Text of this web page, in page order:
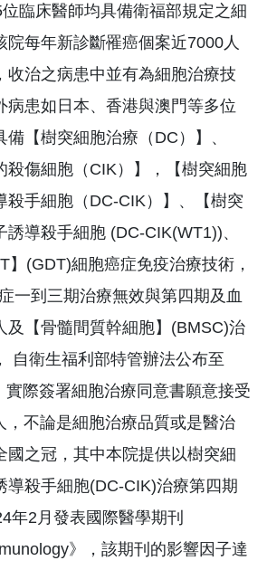
臨床醫師均具備衛福部規定之細
院每年新診斷罹癌個案近7000人
收治之病患中並有為細胞治療技
病患如日本、香港與澳門等多位
【樹突細胞治療（DC）】、
殺傷細胞（CIK）】，【樹突細胞
殺手細胞（DC-CIK）】、【樹突
導殺手細胞 (DC-CIK(WT1))、
】(GDT)細胞癌症免疫治療技術，
一到三期治療無效與第四期及血
及【骨髓間質幹細胞】(BMSC)治
自衛生福利部特管辦法公布至
實際簽署細胞治療同意書願意接受
，不論是細胞治療品質或是醫治
國之冠，其中本院提供以樹突細
導殺手細胞(DC-CIK)治療第四期
年2月發表國際醫學期刊
》，該期刊的影響因子達